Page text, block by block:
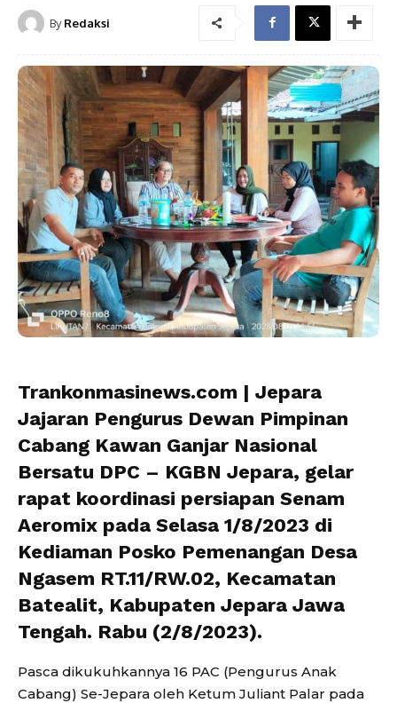
By Redaksi
Trankonmasinews.com | Jepara
Jajaran Pengurus Dewan Pimpinan
Cabang Kawan Ganjar Nasional
Bersatu DPC – KGBN Jepara, gelar
rapat koordinasi persiapan Senam
Aeromix pada Selasa 1/8/2023 di
Kediaman Posko Pemenangan Desa
Ngasem RT.11/RW.02, Kecamatan
Batealit, Kabupaten Jepara Jawa
Tengah. Rabu (2/8/2023).
Pasca dikukuhkannya 16 PAC (Pengurus Anak
Cabang) Se-Jepara oleh Ketum Juliant Palar pada